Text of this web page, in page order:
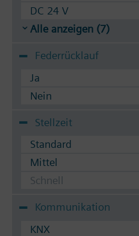
DC 24 V
Alle anzeigen (7)
Federrücklauf
Ja
Nein
Stellzeit
Standard
Mittel
Schnell
Kommunikation
KNX